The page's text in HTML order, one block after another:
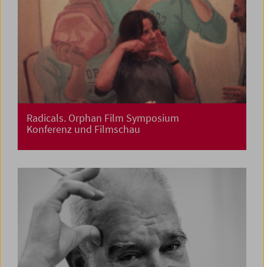
Radicals. Orphan Film Symposium
Konferenz und Filmschau